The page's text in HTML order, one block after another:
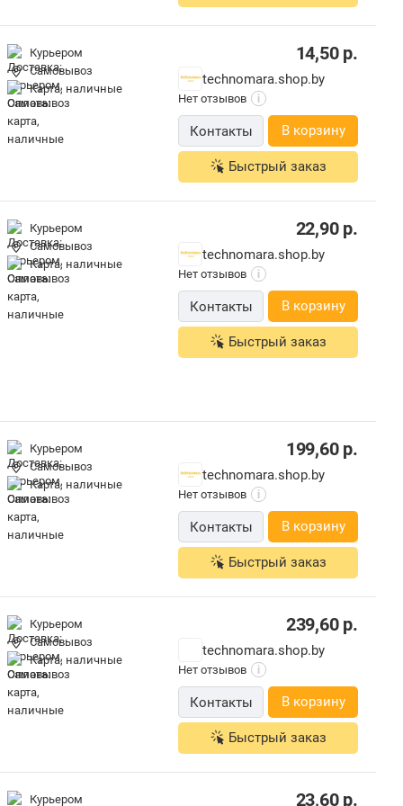
Курьером
Самовывоз
карта, наличные
14,50р.
technomara.shop.by
Нет отзывов i
Контакты В корзину
Быстрый заказ
Курьером
Самовывоз
карта, наличные
22,90р.
technomara.shop.by
Нет отзывов i
Контакты В корзину
Быстрый заказ
Курьером
Самовывоз
карта, наличные
199,60р.
technomara.shop.by
Нет отзывов i
Контакты В корзину
Быстрый заказ
Курьером
Самовывоз
карта, наличные
239,60р.
technomara.shop.by
Нет отзывов i
Контакты В корзину
Быстрый заказ
Курьером
23,60р.